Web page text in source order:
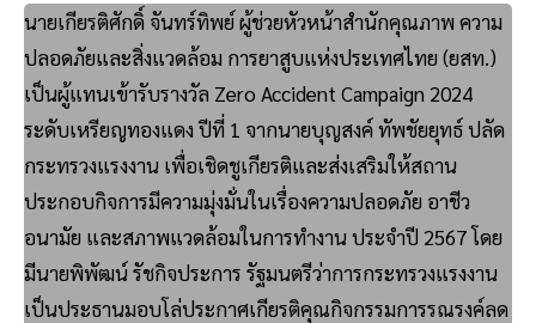
นายเกียรติศักดิ์ จันทร์ทิพย์ ผู้ช่วยหัวหน้าสำนักคุณภาพ ความ
ปลอดภัยและสิ่งแวดล้อม การยาสูบแห่งประเทศไทย (ยสท.)
เป็นผู้แทนเข้ารับรางวัล Zero Accident Campaign 2024
ระดับเหรียญทองแดง ปีที่ 1 จากนายบุญสงค์ ทัพชัยยุทธ์ ปลัด
กระทรวงแรงงาน เพื่อเชิดชูเกียรติและส่งเสริมให้สถาน
ประกอบกิจการมีความมุ่งมั่นในเรื่องความปลอดภัย อาชีว
อนามัย และสภาพแวดล้อมในการทำงาน ประจำปี 2567 โดย
มีนายพิพัฒน์ รัชกิจประการ รัฐมนตรีว่าการกระทรวงแรงงาน
เป็นประธานมอบโล่ประกาศเกียรติคุณกิจกรรมการรณรงค์ลด